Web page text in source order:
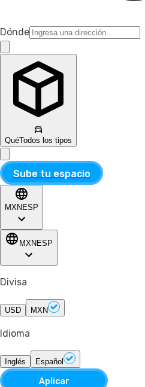
Dónde
QuéTodos los tipos
Sube tu espacio
MXN ESP
MXN ESP
Divisa
USD MXN
Idioma
Inglés Español
Aplicar